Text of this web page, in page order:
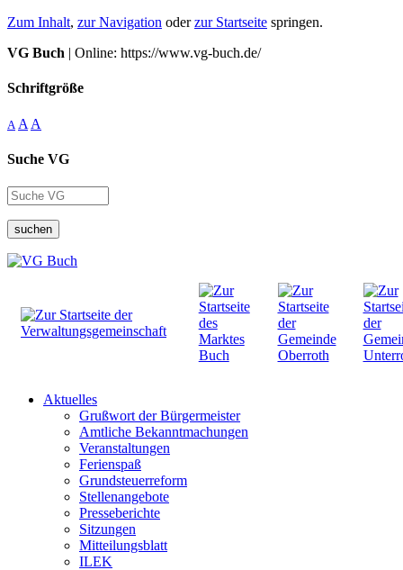
Zum Inhalt, zur Navigation oderzur Startseite springen.
VG Buch | Online: https://www.vg-buch.de/
Schriftgröße
A A A
Suche VG
suchen
Aktuelles
Grußwort der Bürgermeister
Amtliche Bekanntmachungen
Veranstaltungen
Ferienspaß
Grundsteuerreform
Stellenangebote
Presseberichte
Sitzungen
Mitteilungsblatt
ILEK